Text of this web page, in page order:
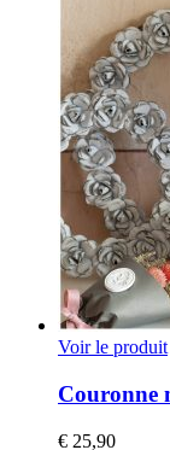
Voir le produit
Couronne
€ 25,90